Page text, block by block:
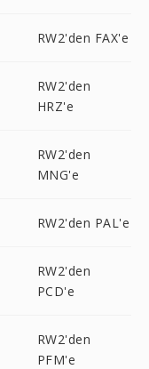
RW2'den FAX'e
RW2'den
HRZ'e
RW2'den
MNG'e
RW2'den PAL'e
RW2'den
PCD'e
RW2'den
PFM'e